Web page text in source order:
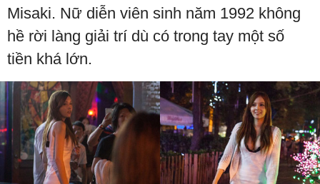
Misaki. Nữ diễn viên sinh năm 1992 không
hề rời làng giải trí dù có trong tay một số
tiền khá lớn.